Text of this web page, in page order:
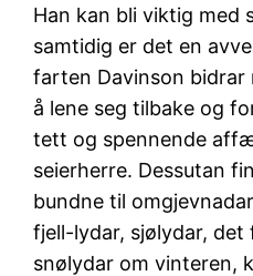
Han kan bli viktig med
samtidig er det en
farten Davinson bidrar
å lene seg tilbake og
tett og spennende
seierherre. Dessutan
bundne til
fjell-lydar, sjølydar, det
snølydar om vinteren,